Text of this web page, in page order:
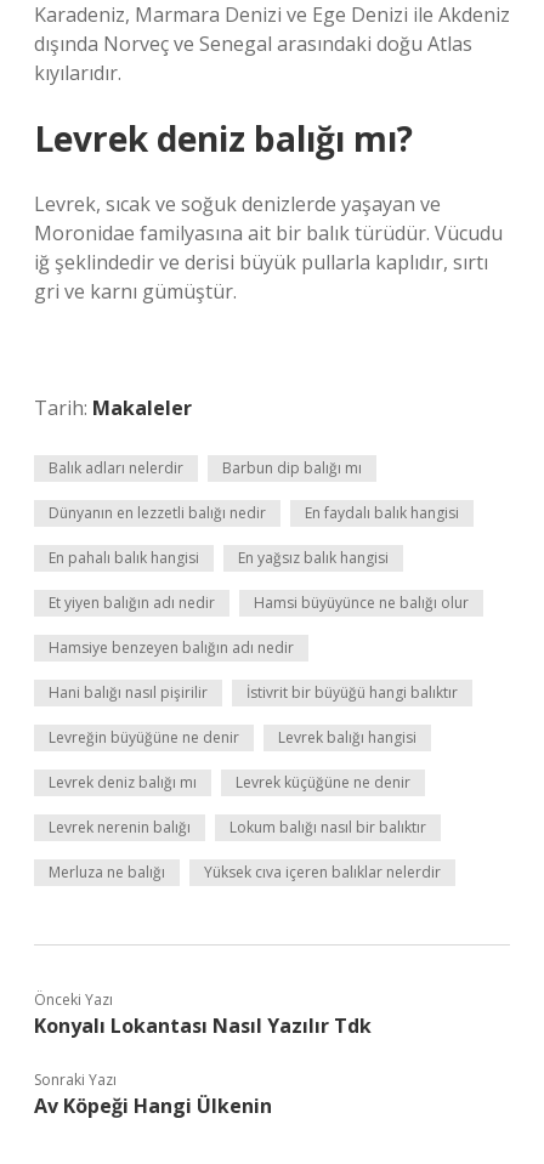
Karadeniz, Marmara Denizi ve Ege Denizi ile Akdeniz
dışında Norveç ve Senegal arasındaki doğu Atlas
kıyılarıdır.
Levrek deniz balığı mı?
Levrek, sıcak ve soğuk denizlerde yaşayan ve
Moronidae familyasına ait bir balık türüdür. Vücudu
iğ şeklindedir ve derisi büyük pullarla kaplıdır, sırtı
gri ve karnı gümüştür.
Tarih: Makaleler
Balık adları nelerdir Barbun dip balığı mı
Dünyanın en lezzetli balığı nedir En faydalı balık hangisi
En pahalı balık hangisi En yağsız balık hangisi
Et yiyen balığın adı nedir Hamsi büyüyünce ne balığı olur
Hamsiye benzeyen balığın adı nedir
Hani balığı nasıl pişirilir İstivrit bir büyüğü hangi balıktır
Levreğin büyüğüne ne denir Levrek balığı hangisi
Levrek deniz balığı mı Levrek küçüğüne ne denir
Levrek nerenin balığı Lokum balığı nasıl bir balıktır
Merluza ne balığı Yüksek cıva içeren balıklar nelerdir
Önceki Yazı
Konyalı Lokantası Nasıl Yazılır Tdk
Sonraki Yazı
Av Köpeği Hangi Ülkenin